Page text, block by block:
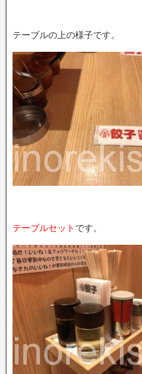
テーブルの上の様子です。
テーブルセット です。